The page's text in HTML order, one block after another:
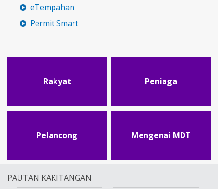
eTempahan
Permit Smart
Rakyat Peniaga
Pelancong Mengenai MDT
PAUTAN KAKITANGAN